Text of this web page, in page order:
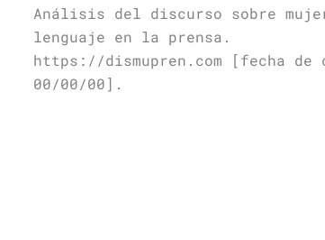
Análisis del discurso sobre
lenguaje en la prensa.
https://dismupren.com [fecha de
00/00/00].